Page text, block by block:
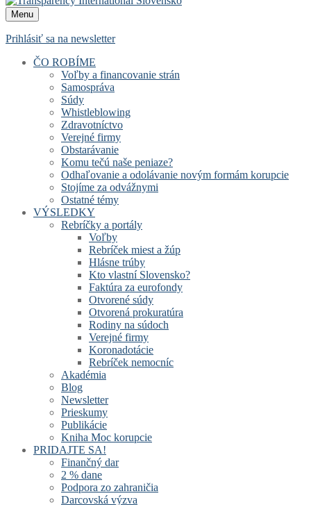
Menu
Prihlásiť sa na newsletter
ČO ROBÍME
Voľby a financovanie strán
Samospráva
Súdy
Whistleblowing
Zdravotníctvo
Verejné firmy
Obstarávanie
Komu tečú naše peniaze?
Odhaľovanie a odolávanie novým formám korupcie
Stojíme za odvážnymi
Ostatné témy
VÝSLEDKY
Rebríčky a portály
Voľby
Rebríček miest a žúp
Hlásne trúby
Kto vlastní Slovensko?
Faktúra za eurofondy
Otvorené súdy
Otvorená prokuratúra
Rodiny na súdoch
Verejné firmy
Koronadotácie
Rebríček nemocníc
Akadémia
Blog
Newsletter
Prieskumy
Publikácie
Kniha Moc korupcie
PRIDAJTE SA!
Finančný dar
2 % dane
Podpora zo zahraničia
Darcovská výzva